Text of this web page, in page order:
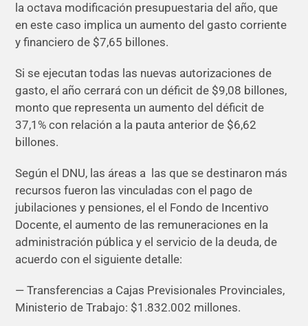
la octava modificación presupuestaria del año, que
en este caso implica un aumento del gasto corriente
y financiero de $7,65 billones.
Si se ejecutan todas las nuevas autorizaciones de
gasto, el año cerrará con un déficit de $9,08 billones,
monto que representa un aumento del déficit de
37,1% con relación a la pauta anterior de $6,62
billones.
Según el DNU, las áreas a las que se destinaron más
recursos fueron las vinculadas con el pago de
jubilaciones y pensiones, el el Fondo de Incentivo
Docente, el aumento de las remuneraciones en la
administración pública y el servicio de la deuda, de
acuerdo con el siguiente detalle:
— Transferencias a Cajas Previsionales Provinciales,
Ministerio de Trabajo: $1.832.002 millones.